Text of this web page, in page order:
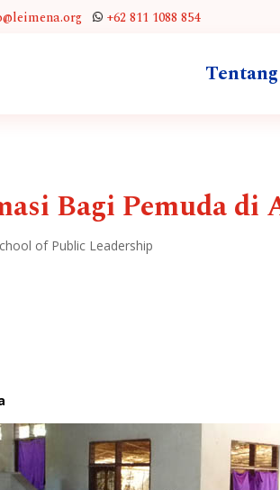
+62 811 1088 854
Bagi Pemuda di
of Public Leadership